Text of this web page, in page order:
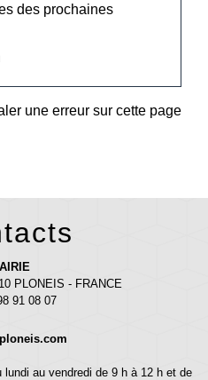
des prochaines
une erreur sur cette page
PLONEIS - FRANCE
91 08 07
lundi au vendredi de 9 h à 12 h et de